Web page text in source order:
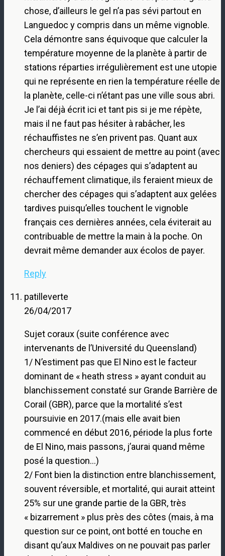
chose, d’ailleurs le gel n’a pas sévi partout en
Languedoc y compris dans un même vignoble.
Cela démontre sans équivoque que calculer la
température moyenne de la planète à partir de
stations réparties irrégulièrement est une utopie
qui ne représente en rien la température réelle de
la planète, celle-ci n’étant pas une ville sous abri.
Je l’ai déjà écrit ici et tant pis si je me répète,
mais il ne faut pas hésiter à rabâcher, les
réchauffistes ne s’en privent pas. Quant aux
chercheurs qui essaient de mettre au point (avec
nos deniers) des cépages qui s’adaptent au
réchauffement climatique, ils feraient mieux de
chercher des cépages qui s’adaptent aux gelées
tardives puisqu’elles touchent le vignoble
français ces dernières années, cela éviterait au
contribuable de mettre la main à la poche. On
devrait même demander aux écolos de payer.
Reply
patilleverte
26/04/2017
Sujet coraux (suite conférence avec
intervenants de l’Université du Queensland)
1/ N’estiment pas que El Nino est le facteur
dominant de « heath stress » ayant conduit au
blanchissement constaté sur Grande Barrière de
Corail (GBR), parce que la mortalité s’est
poursuivie en 2017.(mais elle avait bien
commencé en début 2016, période la plus forte
de El Nino, mais passons, j’aurai quand même
posé la question…)
2/ Font bien la distinction entre blanchissement,
souvent réversible, et mortalité, qui aurait atteint
25% sur une grande partie de la GBR, très
« bizarrement » plus près des côtes (mais, à ma
question sur ce point, ont botté en touche en
disant qu’aux Maldives on ne pouvait pas parler